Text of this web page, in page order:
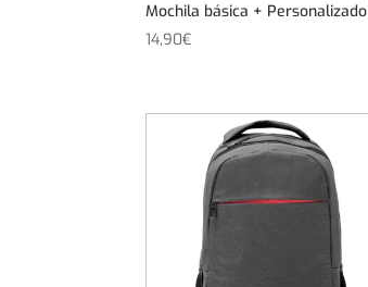
Mochila básica + Personalizado
14,90€